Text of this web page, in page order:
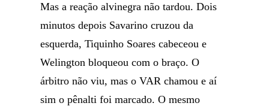
Mas a reação alvinegra não tardou. Dois
minutos depois Savarino cruzou da
esquerda, Tiquinho Soares cabeceou e
Welington bloqueou com o braço. O
árbitro não viu, mas o VAR chamou e aí
sim o pênalti foi marcado. O mesmo